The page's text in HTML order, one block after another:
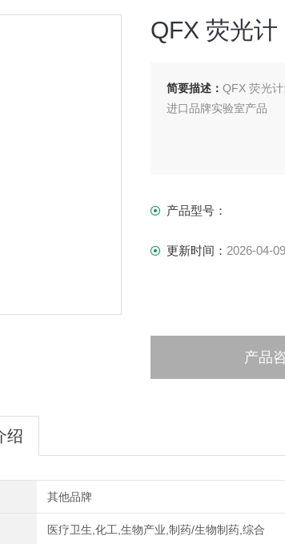
QFX 荧光计
简要描述：QFX 荧光
进口品牌实验室产品
产品型号：
更新时间： 2026-04-09
产品
绍
其他品牌
医疗卫生,化工,生物产业,制药/生物制药,综合